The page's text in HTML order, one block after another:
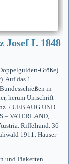
Josef I. 1848
Größe)
Auf das 1.
in
herum Umschrift
/ UEB AUG UND
– VATERLAND,
Riffelrand. 36
1911. Hauser
und Plaketten